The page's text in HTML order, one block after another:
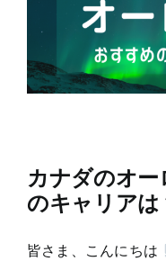
カナダのオ
のキャリアは
皆さま、こんにちは